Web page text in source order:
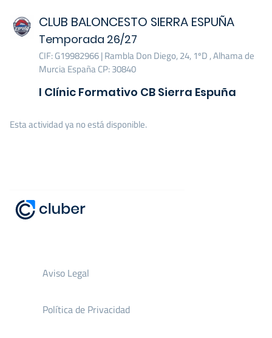
CLUB BALONCESTO SIERRA ESPUÑA
Temporada 26/27
CIF: G19982966 | Rambla Don Diego, 24, 1ºD , Alhama de
Murcia España CP: 30840
I Clínic Formativo CB Sierra Espuña
Esta actividad ya no está disponible.
Aviso Legal
Política de Privacidad